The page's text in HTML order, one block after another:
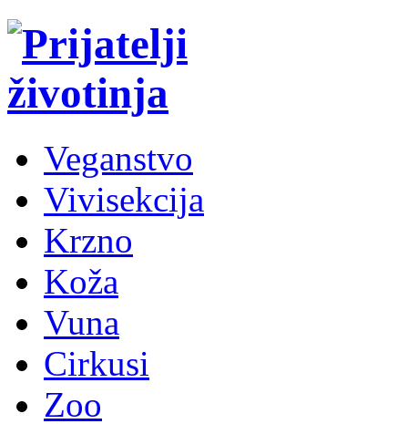
Veganstvo
Vivisekcija
Krzno
Koža
Vuna
Cirkusi
Zoo